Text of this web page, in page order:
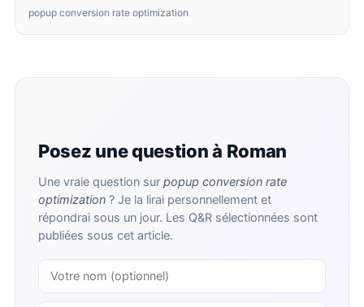
popup conversion rate optimization
Posez une question à Roman
Une vraie question sur popup conversion rate
optimization ? Je la lirai personnellement et
répondrai sous un jour. Les Q&R sélectionnées sont
publiées sous cet article.